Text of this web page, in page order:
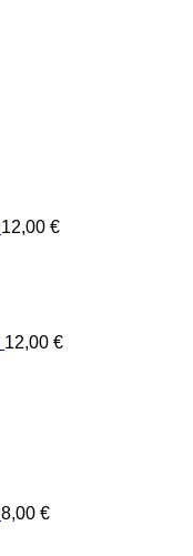
12,00 €
12,00 €
8,00 €